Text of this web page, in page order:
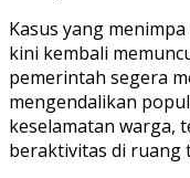
Kasus yang
kini kembali
pemerintah segera
mengendalikan
keselamatan warga,
beraktivitas di ruang